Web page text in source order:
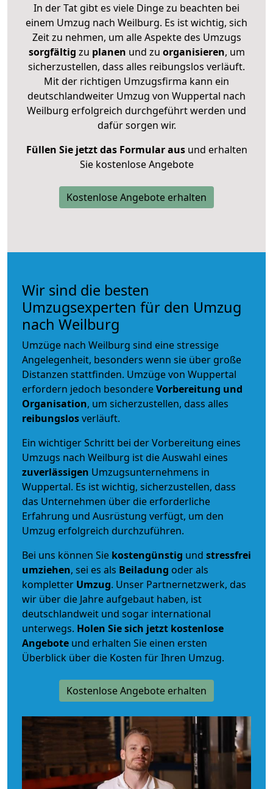
In der Tat gibt es viele Dinge zu beachten bei
einem Umzug nach Weilburg. Es ist wichtig, sich
Zeit zu nehmen, um alle Aspekte des Umzugs
sorgfältig zu planen und zu organisieren, um
sicherzustellen, dass alles reibungslos verläuft.
Mit der richtigen Umzugsfirma kann ein
deutschlandweiter Umzug von Wuppertal nach
Weilburg erfolgreich durchgeführt werden und
dafür sorgen wir.
Füllen Sie jetzt das Formular ausund erhalten
Sie kostenlose Angebote
Kostenlose Angebote erhalten
Wir sind die besten
Umzugsexperten für den Umzug
nach Weilburg
Umzüge nach Weilburg sind eine stressige
Angelegenheit, besonders wenn sie über große
Distanzen stattfinden. Umzüge von Wuppertal
erfordern jedoch besondereVorbereitung und
Organisation, um sicherzustellen, dass alles
reibungslosverläuft.
Ein wichtiger Schritt bei der Vorbereitung eines
Umzugs nach Weilburg ist die Auswahl eines
zuverlässigen Umzugsunternehmens in
Wuppertal. Es ist wichtig, sicherzustellen, dass
das Unternehmen über die erforderliche
Erfahrung und Ausrüstung verfügt, um den
Umzug erfolgreich durchzuführen.
Bei uns können Sie kostengünstig und stressfrei
umziehen, sei es als Beiladung oder als
kompletter Umzug. Unser Partnernetzwerk, das
wir über die Jahre aufgebaut haben, ist
deutschlandweit und sogar international
unterwegs. Holen Sie sich jetzt kostenlose
Angebote und erhalten Sie einen ersten
Überblick über die Kosten für Ihren Umzug.
Kostenlose Angebote erhalten